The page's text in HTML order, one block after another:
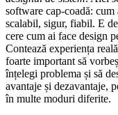
software cap-coadă:
scalabil, sigur, fiabil. E
cere cum ai face design
Contează experiența
foarte important să
înțelegi problema și să
avantaje și dezavantaje,
în multe moduri diferite.